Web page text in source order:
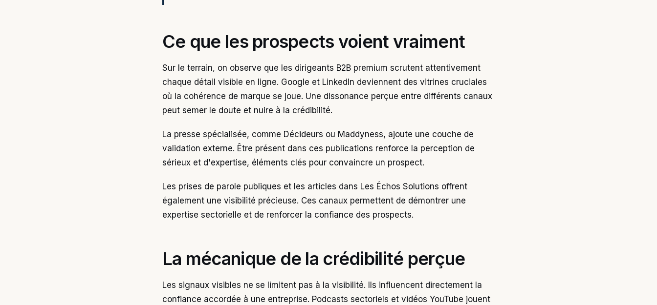
Ce que les prospects voient vraiment
Sur le terrain, on observe que les dirigeants B2B premium scrutent attentivement
chaque détail visible en ligne. Google et LinkedIn deviennent des vitrines cruciales
où la cohérence de marque se joue. Une dissonance perçue entre différents canaux
peut semer le doute et nuire à la crédibilité.
La presse spécialisée, comme Décideurs ou Maddyness, ajoute une couche de
validation externe. Être présent dans ces publications renforce la perception de
sérieux et d'expertise, éléments clés pour convaincre un prospect.
Les prises de parole publiques et les articles dans Les Échos Solutions offrent
également une visibilité précieuse. Ces canaux permettent de démontrer une
expertise sectorielle et de renforcer la confiance des prospects.
La mécanique de la crédibilité perçue
Les signaux visibles ne se limitent pas à la visibilité. Ils influencent directement la
confiance accordée à une entreprise. Podcasts sectoriels et vidéos YouTube jouent